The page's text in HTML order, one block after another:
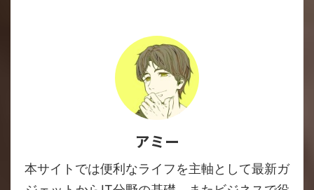
アミー
本サイトでは便利なライフを主軸として最新ガ